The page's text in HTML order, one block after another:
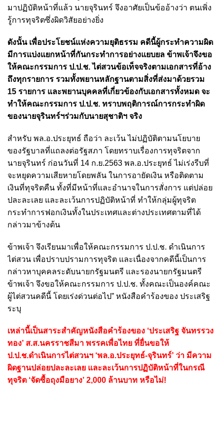
มาปฏิบัติหน้าที่แล้ว นายจุรินทร์ จึงอาศัยเป็นข้ออ้างว่า ตนเพิ่ง
รู้การทุจริตซึ่งผิดวิสัยอย่างยิ่ง
ดังนั้น เพื่อประโยชน์แห่งความยุติธรรม คดีนี้ผู้กระทำความผิด
มีการแบ่งแยกหน้าที่กันกระทำการอย่างแยบยล ข้าพเจ้าจึงขอ
ให้คณะกรรมการ ป.ป.ช. ไต่สวนข้อเท็จจริงตามเอกสารที่อ้าง
ถึงทุกรายการ รวมทั้งพยานหลักฐานตามสิ่งที่ส่งมาด้วยรวม
15 รายการ และพยานบุคคลที่เกี่ยวข้องกับเอกสารทั้งหมด จะ
ทำให้คณะกรรมการ ป.ป.ช. ทราบพฤติการณ์การกระทำผิด
ของนายจุรินทร์ฯร่วมกับนายสุชาติฯ จริง
สำหรับ พล.อ.ประยุทธ์ ถือว่า ละเว้น ไม่ปฏิบัติตามนโยบาย
ของรัฐบาลที่แถลงต่อรัฐสภา โดยทราบเรื่องการทุจริตจาก
นายจุรินทร์ ก่อนวันที่ 14 ก.ย.2563 พล.อ.ประยุทธ์ ไม่เร่งรีบที่
จะหยุดความเสียหายโดยพลัน ในการอายัดเงิน หรือติดตาม
เงินที่ทุจริตคืน ทั้งที่มีหน้าที่และอำนาจในการสั่งการ แต่ปล่อย
ปละละเลย และละเว้นการปฏิบัติหน้าที่ ทำให้กลุ่มผู้ทุจริต
กระทำการฟอกเงินทั้งในประเทศและต่างประเทศตามที่ได้
กล่าวมาข้างต้น
ข้าพเจ้า จึงเรียนมาเพื่อให้คณะกรรมการ ป.ป.ช. ดำเนินการ
ไต่สวน เพื่อปราบปรามการทุจริต และเนื่องจากคดีนี้เป็นการ
กล่าวหาบุคคลระดับนายกรัฐมนตรี และรองนายกรัฐมนตรี
ข้าพเจ้า จึงขอให้คณะกรรมการ ป.ป.ช. ทั้งคณะเป็นองค์คณะ
ผู้ไต่สวนคดีนี้ โดยเร่งด่วนต่อไป” หนังสือคำร้องของ ประเสริฐ
ระบุ
เหล่านี้เป็นสาระสำคัญหนังสือคำร้องของ ‘ประเสริฐ จันทรรวง
ทอง’ ส.ส.นครราชสีมา พรรคเพื่อไทย ที่ยื่นขอให้
ป.ป.ช.ดำเนินการไต่สวนฯ ‘พล.อ.ประยุทธ์-จุรินทร์’ ว่า มีความ
ผิดฐานปล่อยปละละเลย และละเว้นการปฏิบัติหน้าที่ในกรณี
ทุจริต ‘จัดซื้อถุงมือยาง’ 2,000 ล้านบาท หรือไม่!